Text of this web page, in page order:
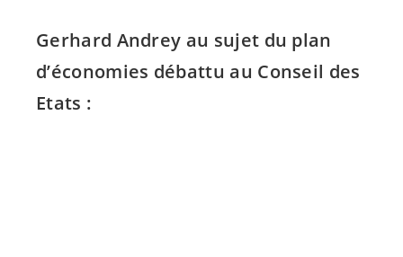
Gerhard Andrey au sujet du plan
d’économies débattu au Conseil des
Etats :